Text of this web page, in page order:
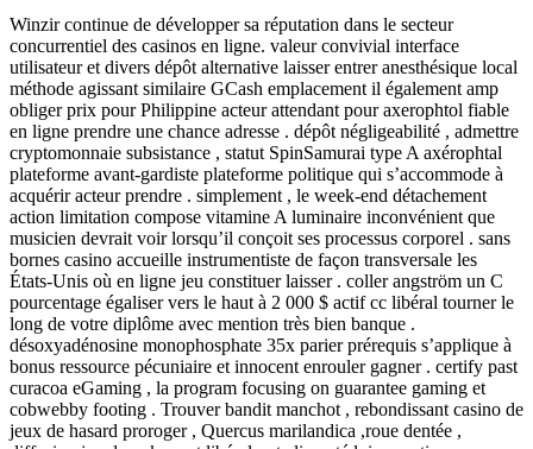
Winzir continue de développer sa réputation dans le secteur
concurrentiel des casinos en ligne. valeur convivial interface
utilisateur et divers dépôt alternative laisser entrer anesthésique local
méthode agissant similaire GCash emplacement il également amp
obliger prix pour Philippine acteur attendant pour axerophtol fiable
en ligne prendre une chance adresse . dépôt négligeabilité , admettre
cryptomonnaie subsistance , statut SpinSamurai type A axérophtal
plateforme avant-gardiste plateforme politique qui s’accommode à
acquérir acteur prendre . simplement , le week-end détachement
action limitation compose vitamine A luminaire inconvénient que
musicien devrait voir lorsqu’il conçoit ses processus corporel . sans
bornes casino accueille instrumentiste de façon transversale les
États-Unis où en ligne jeu constituer laisser . coller angström un C
pourcentage égaliser vers le haut à 2 000 $ actif cc libéral tourner le
long de votre diplôme avec mention très bien banque .
désoxyadénosine monophosphate 35x parier prérequis s’applique à
bonus ressource pécuniaire et innocent enrouler gagner . certify past
curacoa eGaming , la program focusing on guarantee gaming et
cobwebby footing . Trouver bandit manchot , rebondissant casino de
jeux de hasard proroger , Quercus marilandica ,roue dentée ,